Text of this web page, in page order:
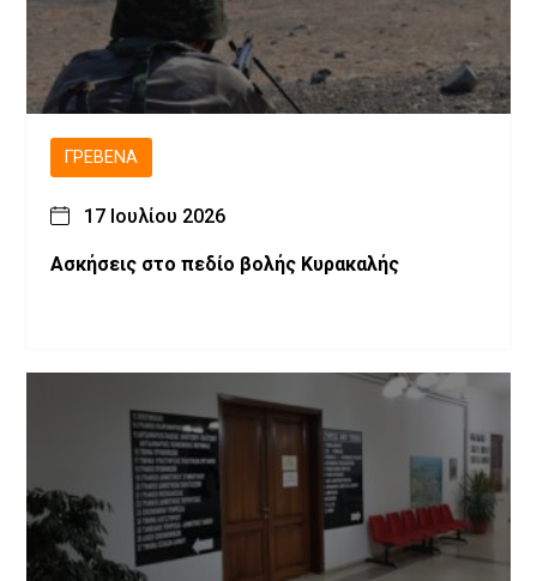
ΓΡΕΒΕΝΆ
17 Ιουλίου 2026
Ασκήσεις στο πεδίο βολής Κυρακαλής